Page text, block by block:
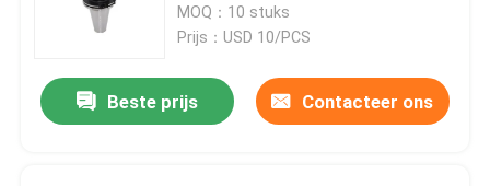
Videos
Over ons
MOQ：10 stuks
Prijs：USD 10/PCS
Beste prijs Contacteer ons